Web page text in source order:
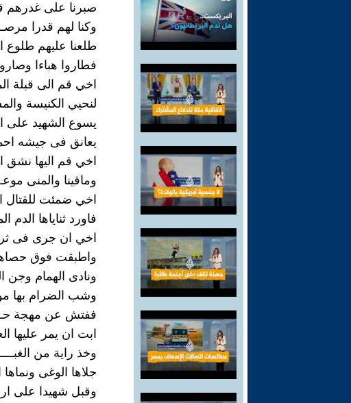
صبرنا على غدرهم
وكنا لهم قدرا
طلعنا عليهم طلوع
فطاروا هباءا
اخي قم الى قبلة
لنحيي الكنيسة
يسوع الشهيد على
يعانق فى جيشه
اخي قم اليها نشق
وماقينا والمنى
اخي ضمئت للقتال
فاورد ثناياها الدم
اخي ان جرى فى
واطبقت فوق حصاها
ونادى الهمام وجن
وشب الضرام بها
ففتش عن مهجة
ابت ان يمر عليها
وخذ راية من
جلاها الوغى ونماها
وقبل شهيدا على